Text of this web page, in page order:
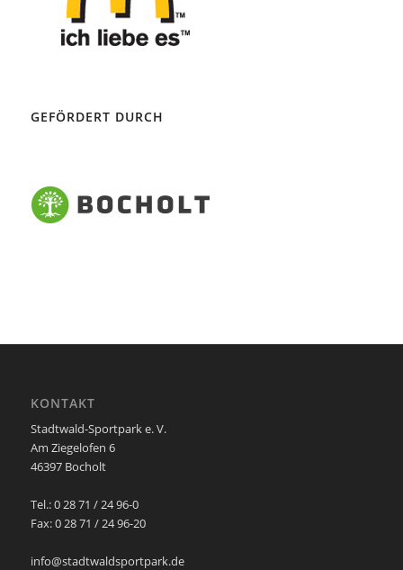
GEFÖRDERT DURCH
KONTAKT
Stadtwald-Sportpark e. V.
Am Ziegelofen 6
46397 Bocholt
Tel.: 0 28 71 / 24 96-0
Fax: 0 28 71 / 24 96-20
info@stadtwaldsportpark.de